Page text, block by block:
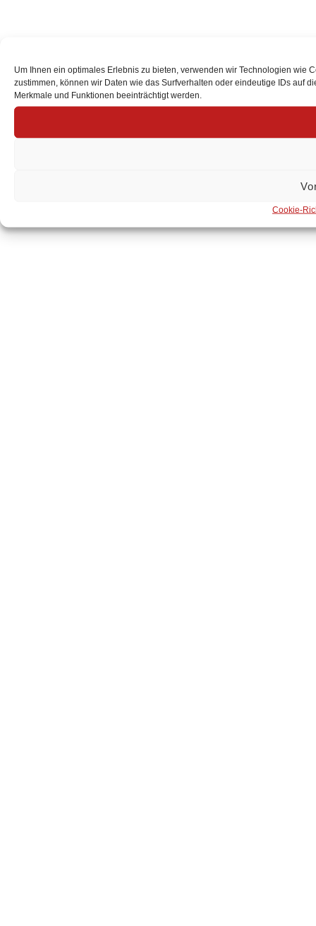
Um Ihnen ein optimales Erlebnis zu bieten, verwenden wir Technologien wie
zustimmen, können wir Daten wie das Surfverhalten oder eindeutige IDs auf
Merkmale und Funktionen beeinträchtigt werden.
Cookie-